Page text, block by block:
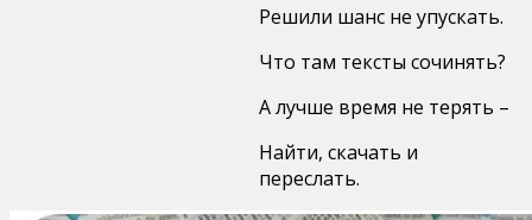
Решили шанс не упускать.
Что там тексты сочинять?
А лучше время не терять –
Найти, скачать и
переслать.